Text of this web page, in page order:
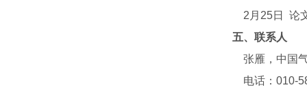
2月25日 论文
五、联系人
张雁，中国气
电话：010-